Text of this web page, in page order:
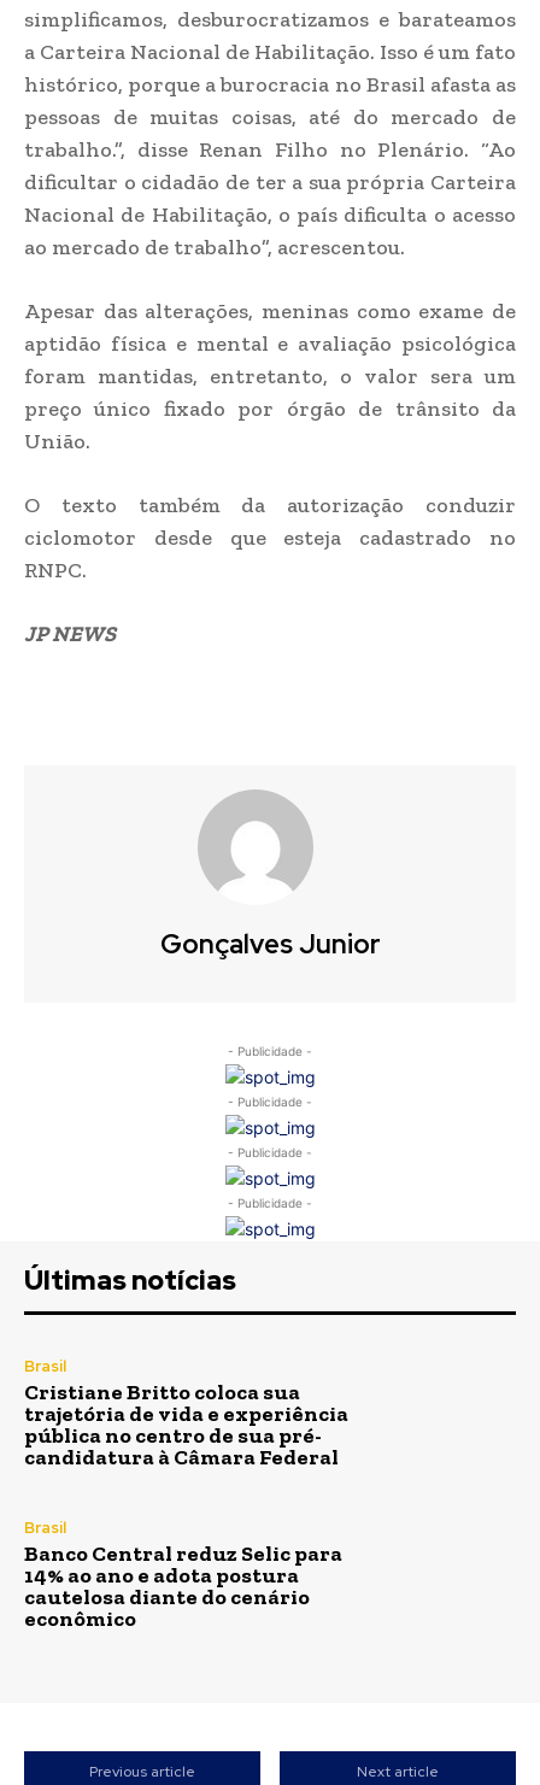
simplificamos, desburocratizamos e barateamos
a Carteira Nacional de Habilitação. Isso é um fato
histórico, porque a burocracia no Brasil afasta as
pessoas de muitas coisas, até do mercado de
trabalho.”, disse Renan Filho no Plenário. “Ao
dificultar o cidadão de ter a sua própria Carteira
Nacional de Habilitação, o país dificulta o acesso
ao mercado de trabalho”, acrescentou.
Apesar das alterações, meninas como exame de
aptidão física e mental e avaliação psicológica
foram mantidas, entretanto, o valor sera um
preço único fixado por órgão de trânsito da
União.
O texto também da autorização conduzir
ciclomotor desde que esteja cadastrado no
RNPC.
JP NEWS
Gonçalves Junior
- Publicidade -
- Publicidade -
- Publicidade -
- Publicidade -
Últimas notícias
Brasil
Cristiane Britto coloca sua
trajetória de vida e experiência
pública no centro de sua pré-
candidatura à Câmara Federal
Brasil
Banco Central reduz Selic para
14% ao ano e adota postura
cautelosa diante do cenário
econômico
Previous article Next article